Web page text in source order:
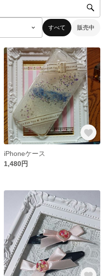
すべて 販売中
iPhoneケース
1,480円